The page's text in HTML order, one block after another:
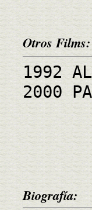
Otros Films:
1992
2000
Biografía: